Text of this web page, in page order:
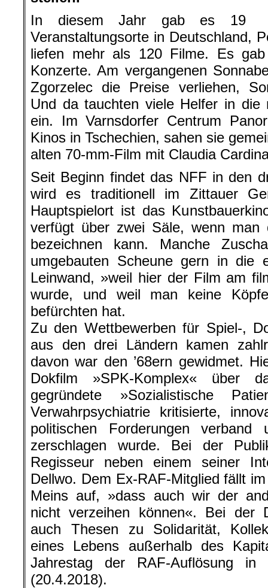
In diesem Jahr gab es 19
Veranstaltungsorte in Deutschland,
liefen mehr als 120 Filme. Es
Konzerte. Am vergangenen
Zgorzelec die Preise verliehen,
Und da tauchten viele Helfer in die
ein. Im Varnsdorfer Centrum
Kinos in Tschechien, sahen sie
alten 70-mm-Film mit Claudia
Seit Beginn findet das NFF in den
wird es traditionell im Zittauer
Hauptspielort ist das
verfügt über zwei Säle, wenn man
bezeichnen kann. Manche
umgebauten Scheune gern in die
Leinwand, »weil hier der Film am
wurde, und weil man keine
befürchten hat.
Zu den Wettbewerben für Spiel-,
aus den drei Ländern kamen
davon war den ’68ern gewidmet.
Dokfilm »SPK-Komplex« über
gegründete »Sozialistische
Verwahrpsychiatrie kritisierte,
politischen Forderungen
zerschlagen wurde. Bei der
Regisseur neben einem seiner
Dellwo. Dem Ex-RAF-Mitglied fällt
Meins auf, »dass auch wir der
nicht verzeihen können«. Bei der
auch Thesen zu Solidarität,
eines Lebens außerhalb des
Jahrestag der RAF-Auflösung
(20.4.2018).